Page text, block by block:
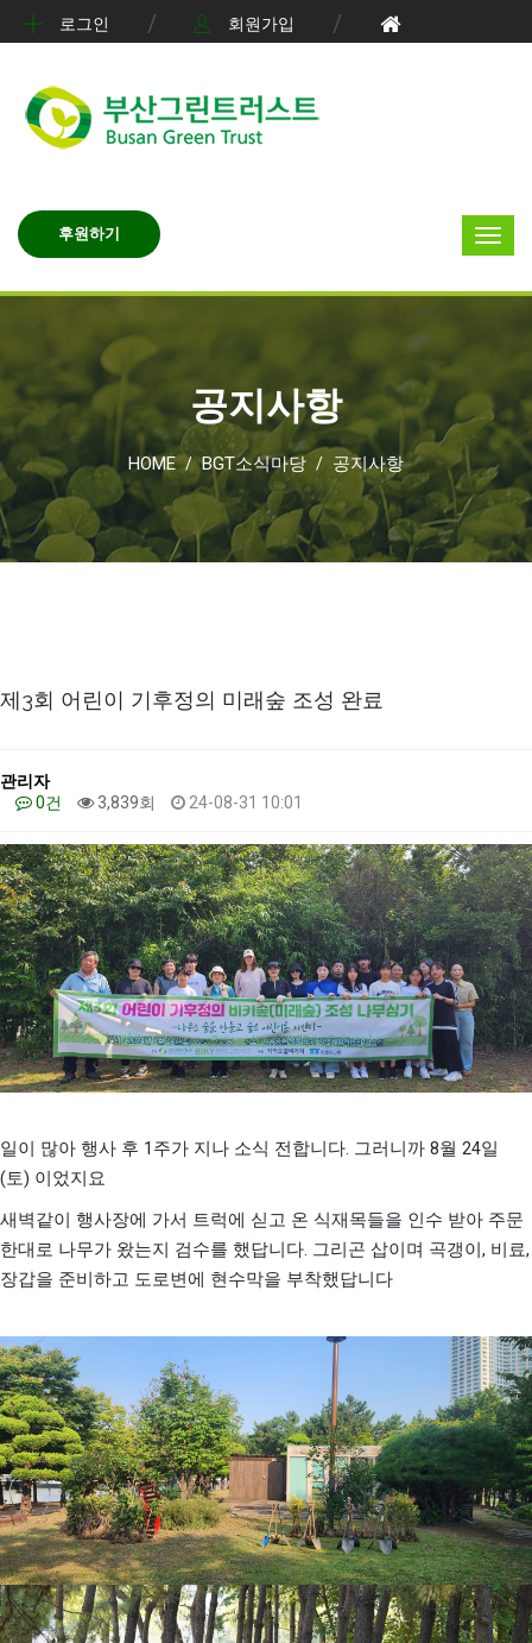
로그인 회원가입
후원하기
공지사항
HOME / BGT소식마당 / 공지사항
제3회 어린이 기후정의 미래숲 조성 완료
관리자
0건
3,839회 24-08-31 10:01
일이 많아 행사 후 1 주가 지나 소식 전합니다. 그러니까 8월 24일
(토) 이었지요
새벽같이 행사장에 가서 트럭에 싣고 온 식재목들을 인수 받아 주문
한대로 나무가 왔는지 검수를 했답니다. 그리곤 삽이며 곡갱이 , 비료,
장갑을 준비하고 도로변에 현수막을 부착했답니다